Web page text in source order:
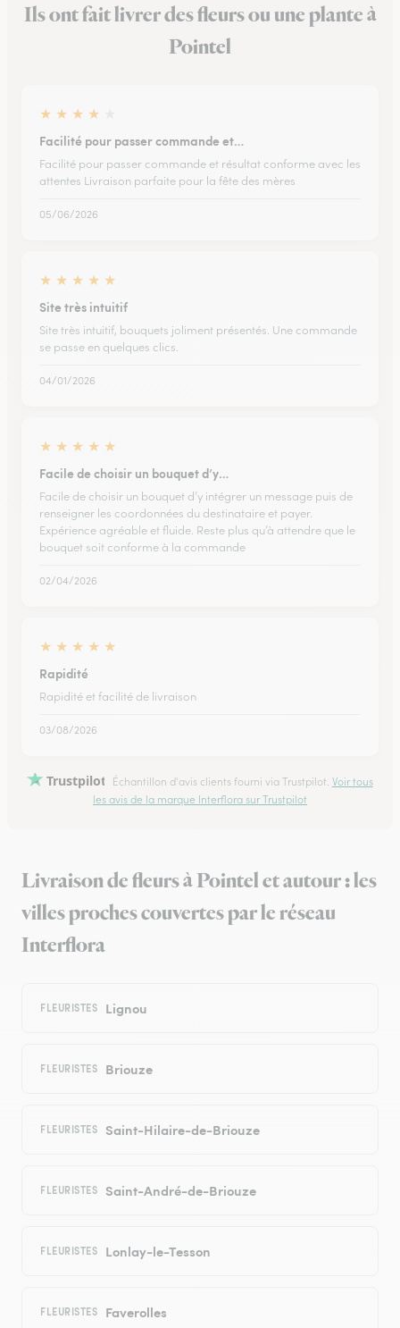
Ils ont fait livrer des fleurs ou une plante à
Pointel
★ ★ ★ ★
Facilité pour passer commande et…
Facilité pour passer commande et résultat conforme avec les
attentes Livraison parfaite pour la fête des mères
05/06/2026
★ ★ ★ ★ ★
Site très intuitif
Site très intuitif, bouquets joliment présentés. Une commande
se passe en quelques clics.
04/01/2026
★ ★ ★ ★ ★
Facile de choisir un bouquet d’y…
Facile de choisir un bouquet d’y intégrer un message puis de
renseigner les coordonnées du destinataire et payer.
Expérience agréable et fluide. Reste plus qu’à attendre que le
bouquet soit conforme à la commande
02/04/2026
★ ★ ★ ★ ★
Rapidité
Rapidité et facilité de livraison
03/08/2026
Trustpilot Échantillon d'avis clients fourni via Trustpilot. Voir tous
les avis de la marque Interflora sur Trustpilot
Livraison de fleurs à Pointel et autour : les
villes proches couvertes par le réseau
Interflora
FLEURISTES Lignou
FLEURISTES Briouze
FLEURISTES Saint-Hilaire-de-Briouze
FLEURISTES Saint-André-de-Briouze
FLEURISTES Lonlay-le-Tesson
FLEURISTES Faverolles